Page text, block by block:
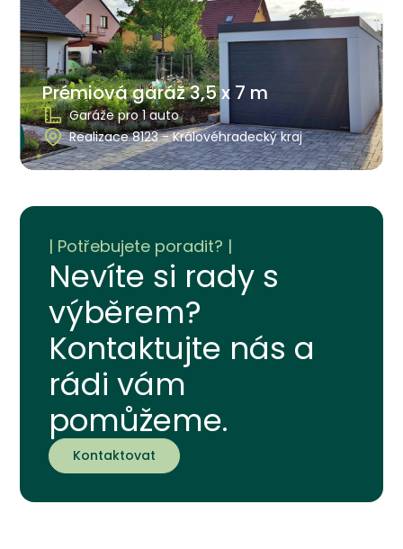
Prémiová garáž 3,5 x 7 m
Garáže pro 1 auto
Realizace 8123 - Královéhradecký kraj
Nevíte si rady s
výběrem?
Kontaktujte nás a
rádi vám
pomůžeme.
Kontaktovat